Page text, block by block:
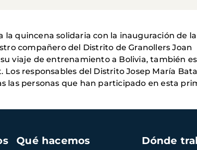
la quincena solidaria con la inauguración de
compañero del Distrito de Granollers Joan
viaje de entrenamiento a Bolivia, también
Los responsables del Distrito Josep María
las personas que han participado en esta
Qué hacemos Dónde